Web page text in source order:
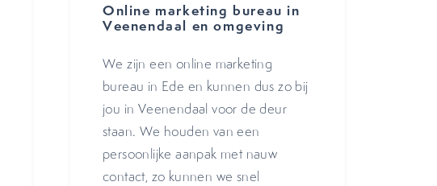
Online marketing bureau in
Veenendaal en omgeving
We zijn een online marketing
bureau in Ede en kunnen dus zo bij
jou in Veenendaal voor de deur
staan. We houden van een
persoonlijke aanpak met nauw
contact, zo kunnen we snel